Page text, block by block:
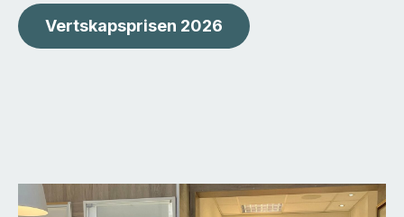
Vertskapsprisen 2026